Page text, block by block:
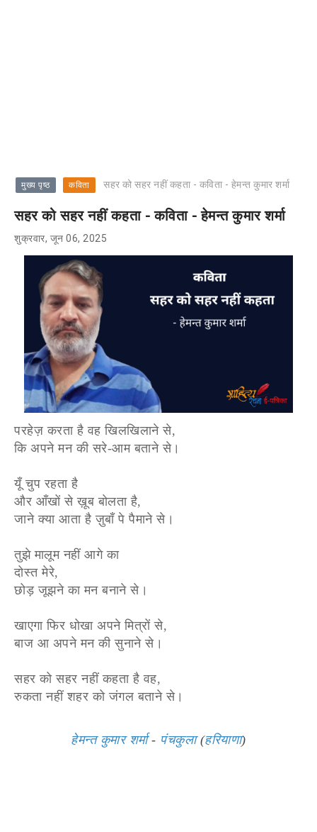
मुख्य पृष्ठ कविता सहर को सहर नहीं कहता - कविता - हेमन्त कुमार शर्मा
सहर को सहर नहीं कहता - कविता - हेमन्त कुमार शर्मा
शुक्रवार, जून 06, 2025
परहेज़ करता है वह खिलखिलाने से,
कि अपने मन की सरे-आम बताने से।
यूँ चुप रहता है
और आँखों से ख़ूब बोलता है,
जाने क्या आता है ज़ुबाँ पे पैमाने से।
तुझे मालूम नहीं आगे का
दोस्त मेरे,
छोड़ जूझने का मन बनाने से।
खाएगा फिर धोखा अपने मित्रों से,
बाज आ अपने मन की सुनाने से।
सहर को सहर नहीं कहता है वह,
रुकता नहीं शहर को जंगल बताने से।
हेमन्त कुमार शर्मा- पंचकुला(हरियाणा)